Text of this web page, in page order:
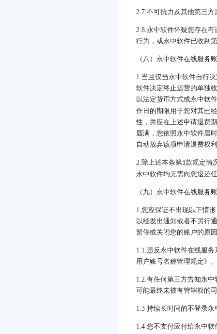
2.7.不可抗力及其他第三方
2.8.永中软件怀疑您存在
行为，或永中软件已收到
（八）永中软件在线服务
1.当且仅当永中软件自行
软件决定终止运营的单独
以法定货币方式或永中软
作日的期限用于您对其已
性，并应在上述申请退费
届满，您依照永中软件届
自动放弃该项申请退费权
2. 除上述本条第1款规定情
永中软件均无需向您退还
（九）永中软件在线服务
1.您应保证不出现以下情
以经发出通知或者不另行
暂停或关闭您的账户的原
1.1.违反永中软件在线服
用户账号名称管理规定》
1.2.有任何第三方告知永
可能最终未被有管辖权的
1.3 持续长时间的不登录
1.4 您不支付应付给永中